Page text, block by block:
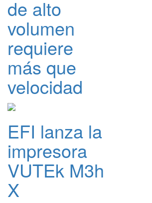
de alto
volumen
requiere
más que
velocidad
EFI lanza la
impresora
VUTEk M3h
X